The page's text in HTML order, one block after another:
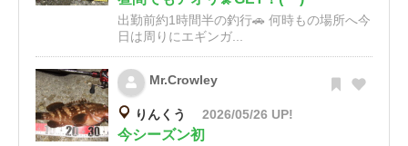
出勤前約1時間半の釣行🚗 何時もの場所へ今
日は周りにエギンガ...
Mr.Crowley
りんくう 2026/05/26 UP!
今シーズン初